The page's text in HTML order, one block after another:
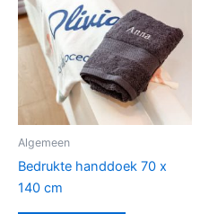
Algemeen
Bedrukte handdoek 70 x
140 cm